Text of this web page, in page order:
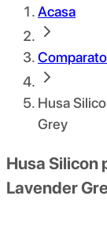
Acasa
Husa
Grey
Husa Silicon
Lavender